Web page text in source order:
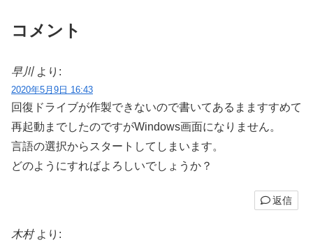
コメント
早川 より:
2020年5月9日 16:43
回復ドライブが作製できないので書いてあるまますすめて
再起動までしたのですがWindows画面になりません。
言語の選択からスタートしてしまいます。
どのようにすればよろしいでしょうか？
返信
木村 より: